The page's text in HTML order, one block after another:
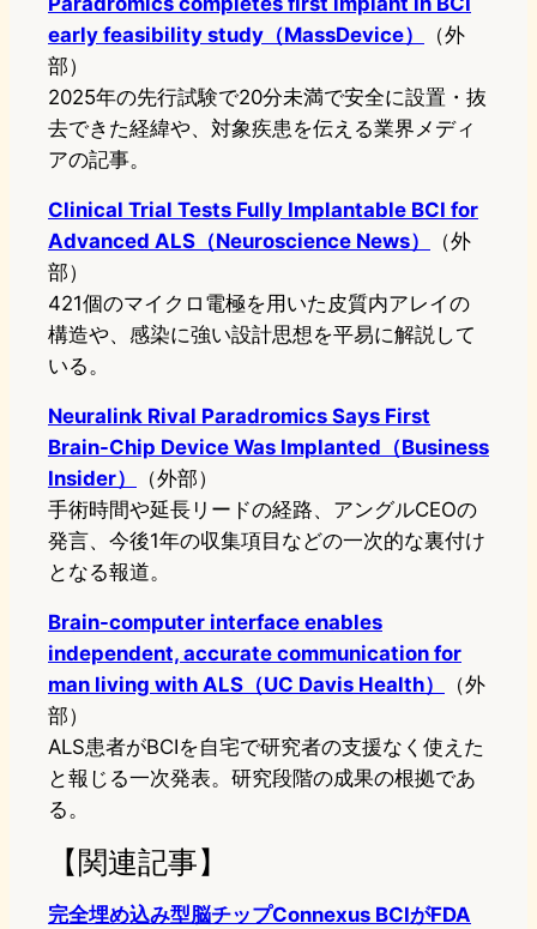
early feasibility study（MassDevice）
（外
部）
2025年の先行試験で20分未満で安全に設置・抜
去できた経緯や、対象疾患を伝える業界メディ
アの記事。
Clinical Trial Tests Fully Implantable BCI for
Advanced ALS（Neuroscience News）
（外
部）
421個のマイクロ電極を用いた皮質内アレイの
構造や、感染に強い設計思想を平易に解説して
いる。
Neuralink Rival Paradromics Says First
Brain-Chip Device Was Implanted（Business
Insider）
（外部）
手術時間や延長リードの経路、アングルCEOの
発言、今後1年の収集項目などの一次的な裏付け
となる報道。
Brain-computer interface enables
independent, accurate communication for
man living with ALS（UC Davis Health）
（外
部）
ALS患者がBCIを自宅で研究者の支援なく使えた
と報じる一次発表。研究段階の成果の根拠であ
る。
【関連記事】
完全埋め込み型脳チップConnexus BCIがFDA